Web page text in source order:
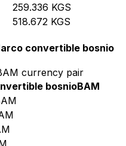
259.336 KGS
518.672 KGS
convertible bosnio
currency pair
bosnioBAM